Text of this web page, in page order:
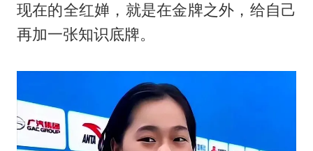
现在的全红婵，就是在金牌之外，给自己
再加一张知识底牌。